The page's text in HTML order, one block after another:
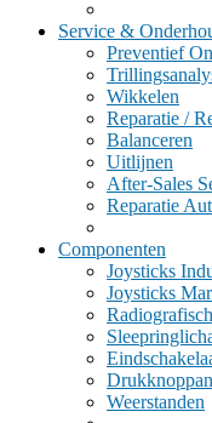
Service &
Preventief
Wikkelen
Reparatie /
Balanceren
Uitlijnen
After-Sales
Reparatie
Componenten
Joysticks
Joysticks
Weerstanden